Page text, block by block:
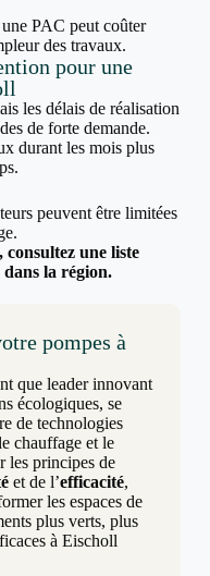
PAC peut coûter
des travaux.
pour une
les délais de réalisation
de forte demande.
durant les mois plus
peuvent être limitées
une liste
la région.
pompes à
que leader innovant
écologiques, se
de technologies
chauffage et le
les principes de
et de l’efficacité,
les espaces de
plus verts, plus
à Eischoll